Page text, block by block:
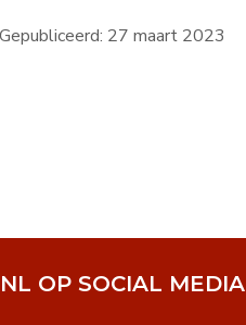
Gepubliceerd: 27 maart 2023
OP SOCIAL MEDIA